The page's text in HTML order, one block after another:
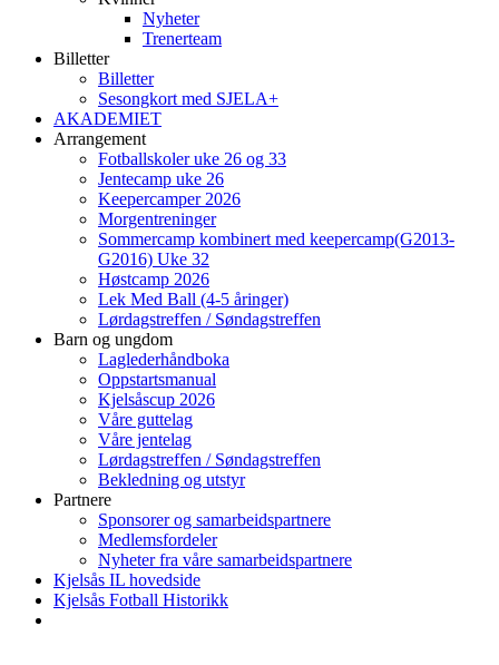
Nyheter
Trenerteam
Billetter
Billetter
Sesongkort med SJELA+
AKADEMIET
Arrangement
Fotballskoler uke 26 og 33
Jentecamp uke 26
Keepercamper 2026
Morgentreninger
Sommercamp kombinert med keepercamp(G2013-
G2016) Uke 32
Høstcamp 2026
Lek Med Ball (4-5 åringer)
Lørdagstreffen / Søndagstreffen
Barn og ungdom
Laglederhåndboka
Oppstartsmanual
Kjelsåscup 2026
Våre guttelag
Våre jentelag
Lørdagstreffen / Søndagstreffen
Bekledning og utstyr
Partnere
Sponsorer og samarbeidspartnere
Medlemsfordeler
Nyheter fra våre samarbeidspartnere
Kjelsås IL hovedside
Kjelsås Fotball Historikk